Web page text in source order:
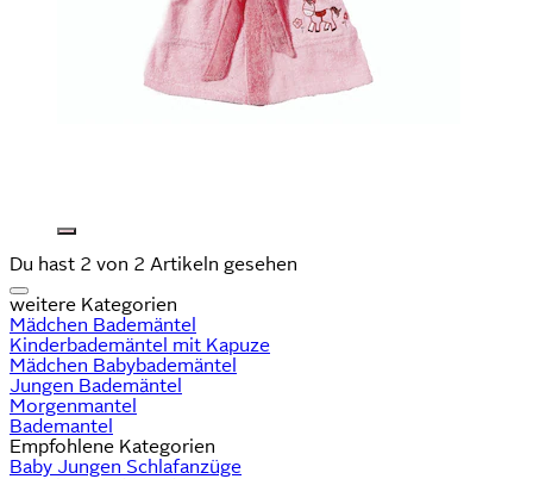
Du hast 2 von 2 Artikeln gesehen
weitere Kategorien
Mädchen Bademäntel
Kinderbademäntel mit Kapuze
Mädchen Babybademäntel
Jungen Bademäntel
Morgenmantel
Bademantel
Empfohlene Kategorien
Baby Jungen Schlafanzüge